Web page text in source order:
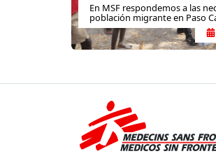
En MSF respondemos a las
población migrante en Paso